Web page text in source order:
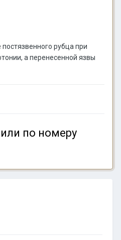
рубца при
а перенесенной язвы
или по номеру